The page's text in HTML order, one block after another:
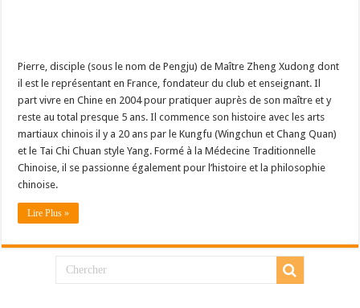
Pierre, disciple (sous le nom de Pengju) de Maître Zheng Xudong dont
il est le représentant en France, fondateur du club et enseignant. Il
part vivre en Chine en 2004 pour pratiquer auprès de son maître et y
reste au total presque 5 ans. Il commence son histoire avec les arts
martiaux chinois il y a 20 ans par le Kungfu (Wingchun et Chang Quan)
et le Tai Chi Chuan style Yang. Formé à la Médecine Traditionnelle
Chinoise, il se passionne également pour l’histoire et la philosophie
chinoise.
Lire Plus »